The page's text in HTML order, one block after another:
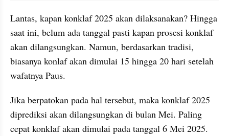
Lantas, kapan konklaf 2025 akan dilaksanakan? Hingga
saat ini, belum ada tanggal pasti kapan prosesi konklaf
akan dilangsungkan. Namun, berdasarkan tradisi,
biasanya konlaf akan dimulai 15 hingga 20 hari setelah
wafatnya Paus.
Jika berpatokan pada hal tersebut, maka konklaf 2025
diprediksi akan dilangsungkan di bulan Mei. Paling
cepat konklaf akan dimulai pada tanggal 6 Mei 2025.